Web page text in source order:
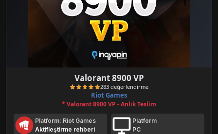
Valorant 8900 VP
Riot Games
* Valorant 8900 VP - Anlık Teslim
Platform: Riot Games
Aktifleştirme rehberi
Platform
PC